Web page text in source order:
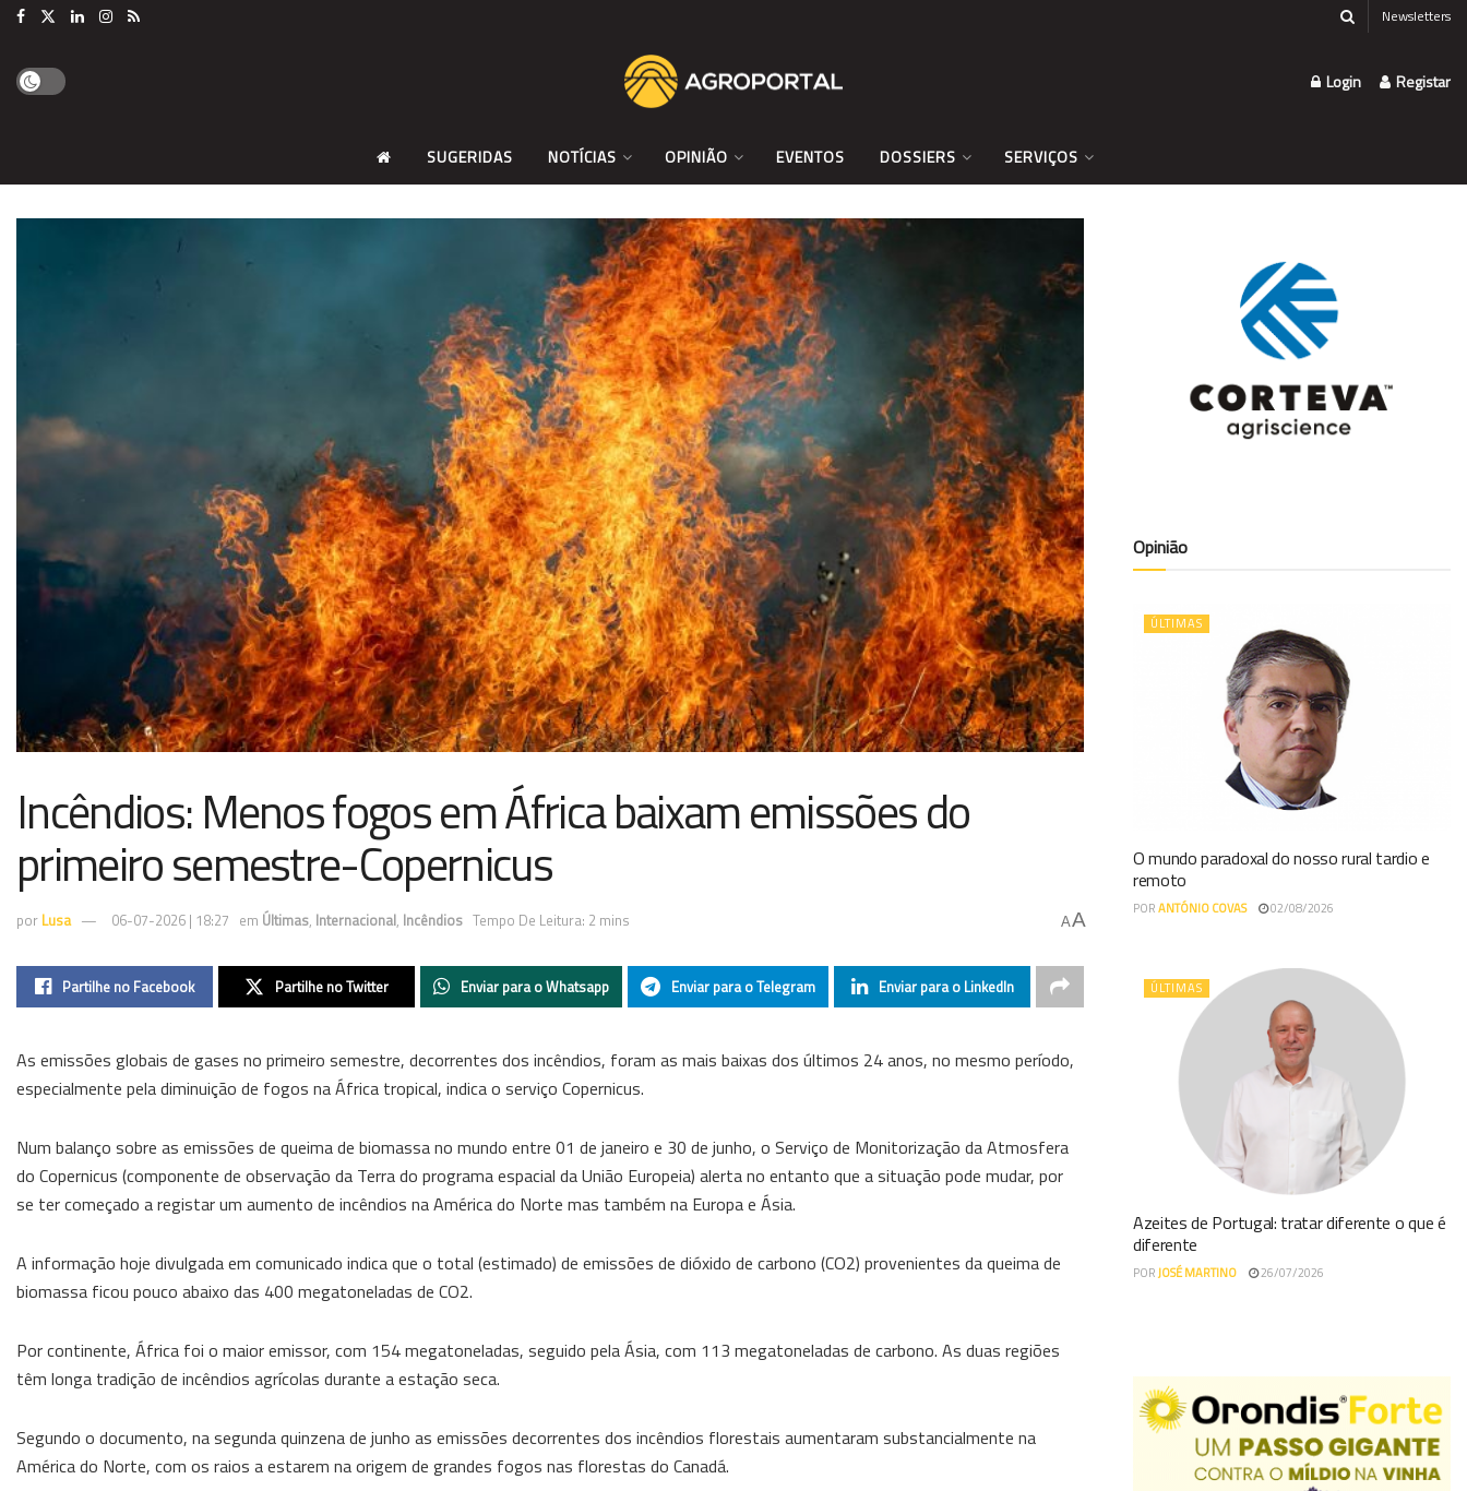
Newsletters
Login Registar
SUGERIDAS NOTÍCIAS OPINIÃO EVENTOS DOSSIERS SERVIÇOS
Incêndios: Menos fogos em África baixam emissões do
primeiro semestre-Copernicus
por Lusa 06-07-2026 | 18:27 em Últimas, Internacional, Incêndios Tempo De Leitura: 2 mins AA
Partilhe no Facebook Partilhe no Twitter Enviar para o Whatsapp Enviar para o Telegram Enviar para o LinkedIn
As emissões globais de gases no primeiro semestre, decorrentes dos incêndios, foram as mais baixas dos últimos 24 anos, no mesmo período,
especialmente pela diminuição de fogos na África tropical, indica o serviço Copernicus.
Num balanço sobre as emissões de queima de biomassa no mundo entre 01 de janeiro e 30 de junho, o Serviço de Monitorização da Atmosfera
do Copernicus (componente de observação da Terra do programa espacial da União Europeia) alerta no entanto que a situação pode mudar, por
se ter começado a registar um aumento de incêndios na América do Norte mas também na Europa e Ásia.
A informação hoje divulgada em comunicado indica que o total (estimado) de emissões de dióxido de carbono (CO2) provenientes da queima de
biomassa ficou pouco abaixo das 400 megatoneladas de CO2.
Por continente, África foi o maior emissor, com 154 megatoneladas, seguido pela Ásia, com 113 megatoneladas de carbono. As duas regiões
têm longa tradição de incêndios agrícolas durante a estação seca.
Segundo o documento, na segunda quinzena de junho as emissões decorrentes dos incêndios florestais aumentaram substancialmente na
América do Norte, com os raios a estarem na origem de grandes fogos nas florestas do Canadá.
Opinião
ÚLTIMAS
O mundo paradoxal do nosso rural tardio e
remoto
PORANTÓNIO COVAS 02/08/2026
ÚLTIMAS
Azeites de Portugal: tratar diferente o que é
diferente
PORJOSÉ MARTINO 26/07/2026